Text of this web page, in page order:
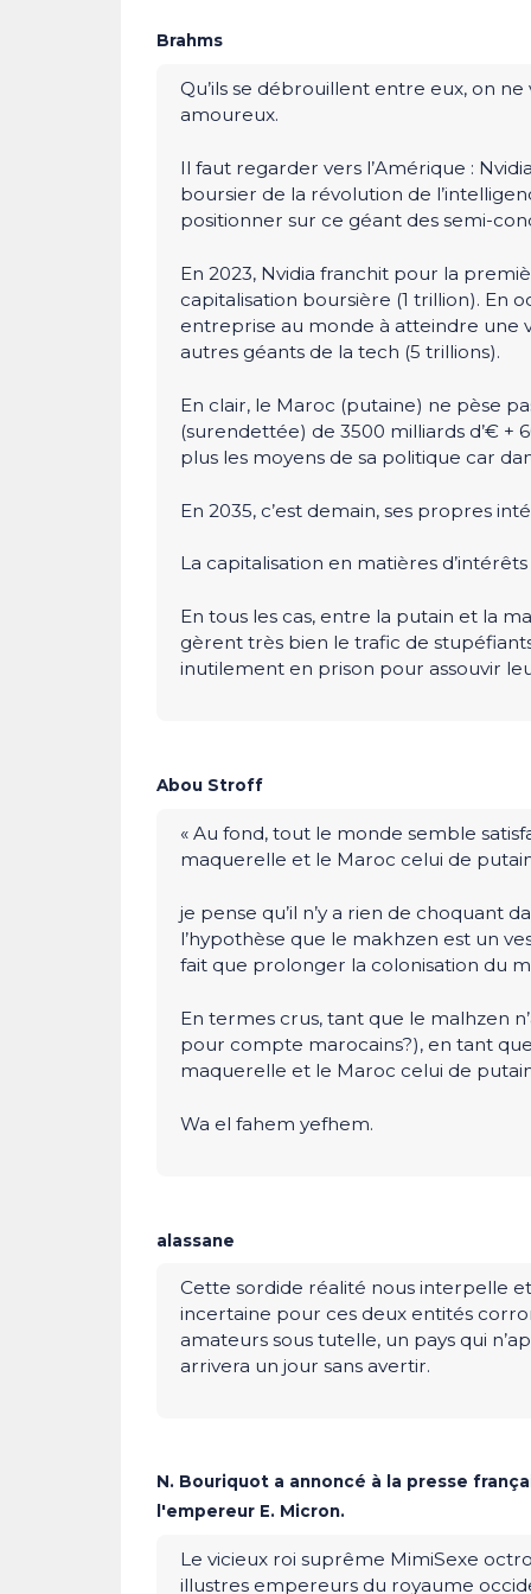
Brahms
Qu’ils se débrouillent entre eux, on
amoureux.
Il faut regarder vers l’Amérique :
boursier de la révolution de
positionner sur ce géant des semi-
En 2023, Nvidia franchit pour la
capitalisation boursière (1 trillion). En
entreprise au monde à atteindre une
autres géants de la tech (5 trillions).
En clair, le Maroc (putaine) ne pèse
(surendettée) de 3500 milliards d’€ +
plus les moyens de sa politique car
En 2035, c’est demain, ses propres
La capitalisation en matières
En tous les cas, entre la putain et la
gèrent très bien le trafic de
inutilement en prison pour assouvir
Abou Stroff
« Au fond, tout le monde semble
maquerelle et le Maroc celui de
je pense qu’il n’y a rien de choquant
l’hypothèse que le makhzen est un
fait que prolonger la colonisation du
En termes crus, tant que le malhzen
pour compte marocains?), en tant
maquerelle et le Maroc celui de
Wa el fahem yefhem.
alassane
Cette sordide réalité nous interpelle
incertaine pour ces deux entités
amateurs sous tutelle, un pays qui
arrivera un jour sans avertir.
N. Bouriquot a annoncé à la presse
l'empereur E. Micron.
Le vicieux roi suprême MimiSexe
illustres empereurs du royaume